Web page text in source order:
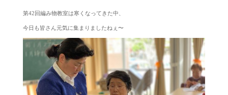
第42回編み物教室は寒くなってきた中、
今日も皆さん元気に集まりましたねぇ〜